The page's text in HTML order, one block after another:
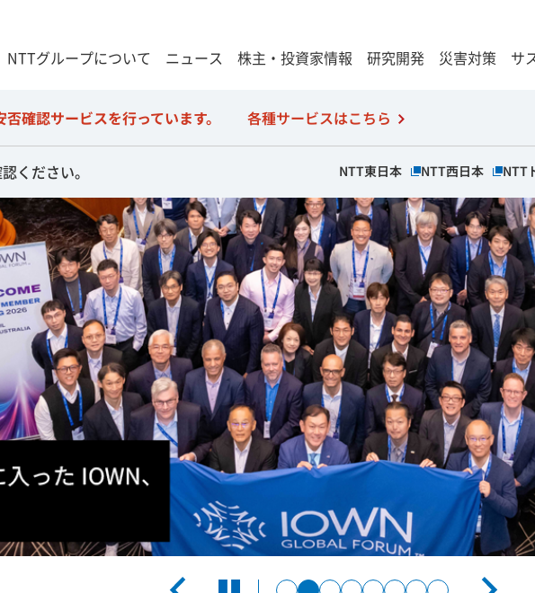
NTTグループについて ニュース 株主・投資家情報 研究開発 災害対策 サ
確認サービスを行っています。 各種サービスはこちら
ください。 NTT東日本当該ページを別ウィン
NTT西日本当該ペ
NTT